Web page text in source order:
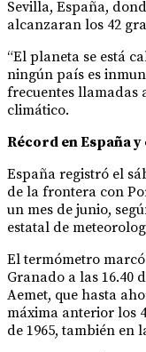
Sevilla, España,
alcanzaran los 42
“El planeta se está
ningún país es
frecuentes llamadas
climático.
Récord en España
España registró el
de la frontera con
un mes de junio,
estatal de
El termómetro
Granado a las 16.40
Aemet, que hasta
máxima anterior los
de 1965, también en